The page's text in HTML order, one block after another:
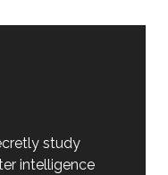
study
intelligence